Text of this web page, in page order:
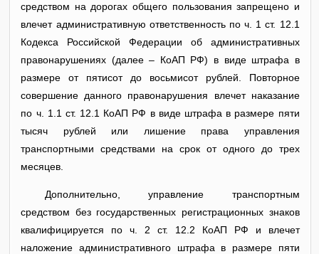
средством на дорогах общего пользования запрещено и
влечет административную ответственность по ч. 1 ст. 12.1
Кодекса Российской Федерации об административных
правонарушениях (далее – КоАП РФ) в виде штрафа в
размере от пятисот до восьмисот рублей. Повторное
совершение данного правонарушения влечет наказание
по ч. 1.1 ст. 12.1 КоАП РФ в виде штрафа в размере пяти
тысяч рублей или лишение права управления
транспортными средствами на срок от одного до трех
месяцев.
Дополнительно, управление транспортным
средством без государственных регистрационных знаков
квалифицируется по ч. 2 ст. 12.2 КоАП РФ и влечет
наложение административного штрафа в размере пяти